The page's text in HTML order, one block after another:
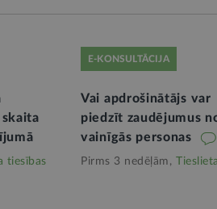
tiesības
E-KONSULTĀCIJA
Vai apdrošinātājs var
piedzīt zaudējumus
vainīgās personas
Pirms 3 nedēļām,